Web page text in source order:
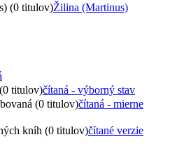
(0 titulov)Žilina (Martinus)
titulov)čítaná - výborný stav
(0 titulov)čítaná - mierne
kníh (0 titulov)čítané verzie